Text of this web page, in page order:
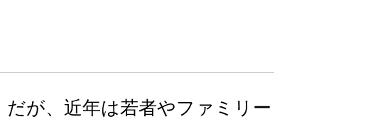
が、近年は若者やファミリー